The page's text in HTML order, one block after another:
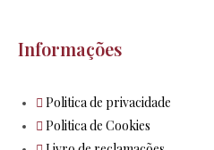
Informações
Politica de privacidade
Politica de Cookies